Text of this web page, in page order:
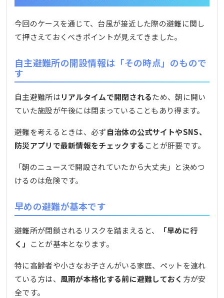
今回のケースを通じて、台風が接近した際の避難に関し
て押さえておくべきポイントが見えてきました。
自主避難所の開設情報は「その時点」のもので
す
自主避難所はリアルタイムで開閉されるため、朝に開い
ていた施設が午後には閉まっていることもあり得ます。
避難を考えるときは、必ず自治体の公式サイトやSNS、
防災アプリで最新情報をチェックすることが肝要です。
「朝のニュースで開設されていたから大丈夫」と決めつ
けるのは危険です。
早めの避難が基本です
避難所が閉鎖されるリスクを踏まえると、
「早めに行
く」 ことが基本となります。
特に高齢者や小さなお子さんがいる家庭、ペットを連れ
ている方は、 風雨が本格化する前に避難しておく 方が安
全です。